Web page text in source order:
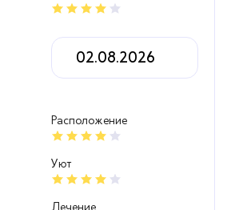
Расположение
Уют
Лечение